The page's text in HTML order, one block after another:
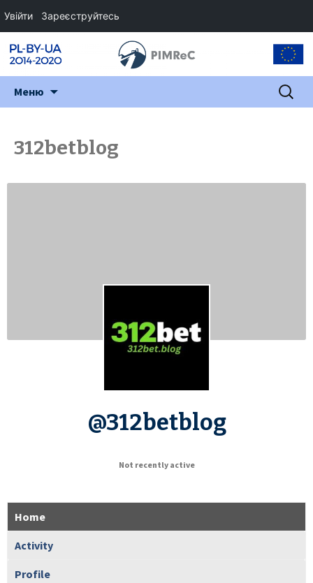
Меню Пошук:
312betblog
@312betblog
Not recently active
Home
Activity
Profile
Увійти Зареєструйтесь